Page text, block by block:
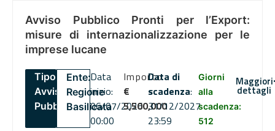
Avviso Pubblico Pronti per l’Export:
misure di internazionalizzazione per le
imprese lucane
Tipo:
Avviso
Pubblico
Ente:
Regione
Basilicata
Data
inizio:
06/07/2026
00:00
Importo
€
5,500,000
Data di
scadenza:
31/12/2027
23:59
Giorni
alla
scadenza:
512
Maggiori
dettagli